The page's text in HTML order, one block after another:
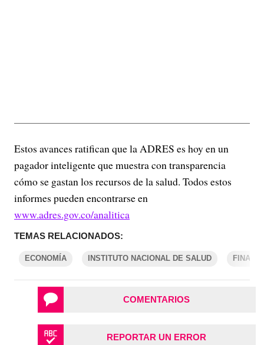
Estos avances ratifican que la ADRES es hoy en un
pagador inteligente que muestra con transparencia
cómo se gastan los recursos de la salud. Todos estos
informes pueden encontrarse en
www.adres.gov.co/analitica
TEMAS RELACIONADOS:
ECONOMÍA INSTITUTO NACIONAL DE SALUD
COMENTARIOS
REPORTAR UN ERROR